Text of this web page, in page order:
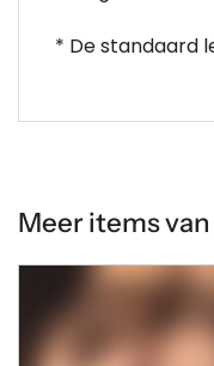
* De standaard
Meer items van